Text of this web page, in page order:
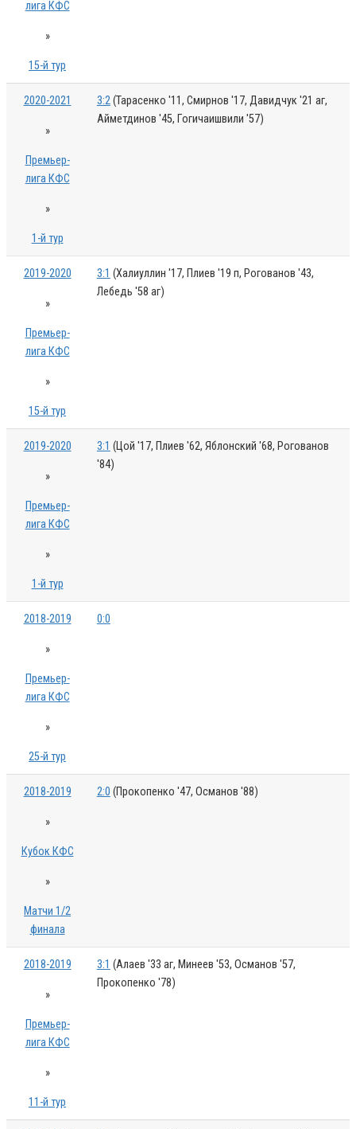
лига КФС
»
15-й тур
2020-2021
»
Премьер-
лига КФС
»
1-й тур
3:2(Тарасенко '11, Смирнов '17, Давидчук '21 аг,
Айметдинов '45, Гогичаишвили '57)
2019-2020
»
Премьер-
лига КФС
»
15-й тур
3:1 (Халиуллин '17, Плиев '19 п, Рогованов '43,
Лебедь '58 аг)
2019-2020
»
Премьер-
лига КФС
»
1-й тур
3:1 (Цой '17, Плиев '62, Яблонский '68, Рогованов
'84)
2018-2019
»
Премьер-
лига КФС
»
25-й тур
0:0
2018-2019
»
Кубок КФС
»
Матчи 1/2
финала
2:0 (Прокопенко '47, Османов '88)
2018-2019
»
Премьер-
лига КФС
»
11-й тур
3:1 (Алаев '33 аг, Минеев '53, Османов '57,
Прокопенко '78)